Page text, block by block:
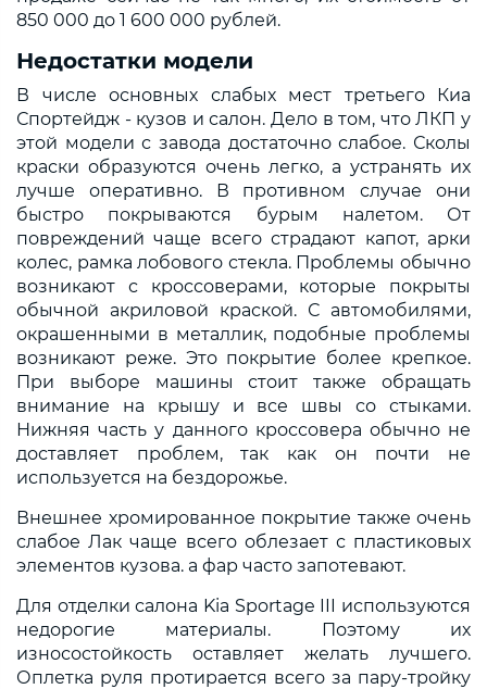
850 000 до 1 600 000 рублей.
Недостатки модели
В числе основных слабых мест третьего Киа
Спортейдж - кузов и салон. Дело в том, что ЛКП у
этой модели с завода достаточно слабое. Сколы
краски образуются очень легко, а устранять их
лучше оперативно. В противном случае они
быстро покрываются бурым налетом. От
повреждений чаще всего страдают капот, арки
колес, рамка лобового стекла. Проблемы обычно
возникают с кроссоверами, которые покрыты
обычной акриловой краской. С автомобилями,
окрашенными в металлик, подобные проблемы
возникают реже. Это покрытие более крепкое.
При выборе машины стоит также обращать
внимание на крышу и все швы со стыками.
Нижняя часть у данного кроссовера обычно не
доставляет проблем, так как он почти не
используется на бездорожье.
Внешнее хромированное покрытие также очень
слабое Лак чаще всего облезает с пластиковых
элементов кузова. а фар часто запотевают.
Для отделки салона Kia Sportage III используются
недорогие материалы. Поэтому их
износостойкость оставляет желать лучшего.
Оплетка руля протирается всего за пару-тройку